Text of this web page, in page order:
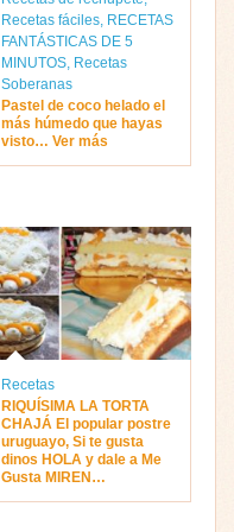
Recetas fáciles RECETAS
FANTÁSTICAS DE 5
MINUTOS Recetas
Soberanas
Pastel de coco helado el
más húmedo que hayas
visto… Ver más
Recetas
RIQUÍSIMA LA TORTA
CHAJÁ El popular postre
uruguayo, Si te gusta
dinos HOLA y dale a Me
Gusta MIREN…